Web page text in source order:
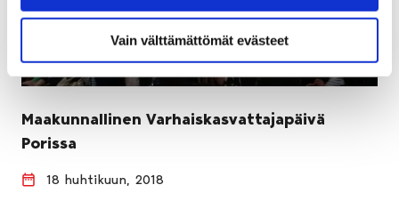
Vain välttämättömät evästeet
Maakunnallinen Varhaiskasvattajapäivä
Porissa
18 huhtikuun, 2018